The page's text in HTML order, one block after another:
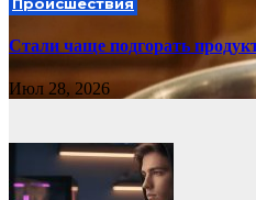
Стали чаще подгорать
Июл 28, 2026